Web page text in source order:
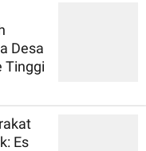
Desa
Tinggi
Es